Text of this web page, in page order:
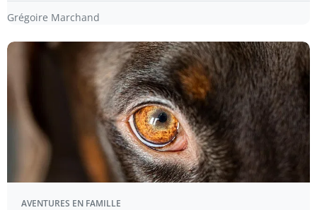
Grégoire Marchand
AVENTURES EN FAMILLE